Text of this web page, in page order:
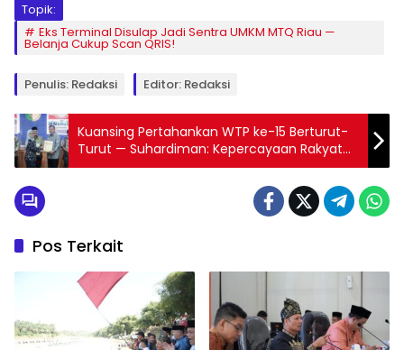
Topik:
Eks Terminal Disulap Jadi Sentra UMKM MTQ Riau —
Belanja Cukup Scan QRIS!
Penulis: Redaksi Editor: Redaksi
Kuansing Pertahankan WTP ke-15 Berturut-
Turut — Suhardiman: Kepercayaan Rakyat
Harus Dijaga
Pos Terkait